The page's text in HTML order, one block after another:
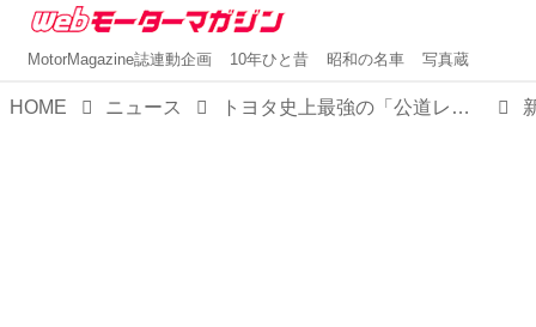
MotorMagazine誌連動企画 10年ひと昔 昭和の名車 写真蔵
HOME ニュース トヨタ史上最強の「公道レーシングカー」誕生へ～新型「GR GT」＆「GR GT3」が示す次世代フラッグシップの実像～